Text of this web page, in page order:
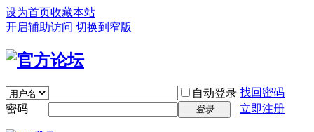
设为首页收藏本站
开启辅助访问 切换到窄版
自动登录 找回密码
密码
登录 立即注册